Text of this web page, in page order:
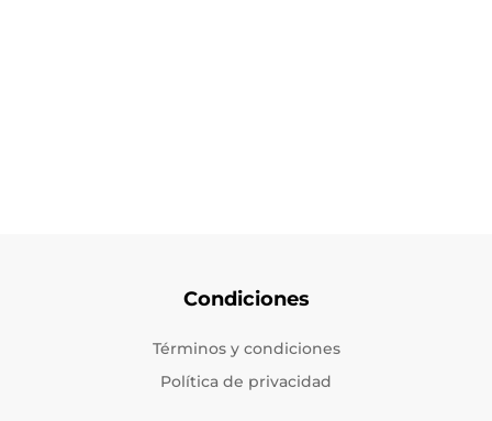
Condiciones
Términos y condiciones
Política de privacidad